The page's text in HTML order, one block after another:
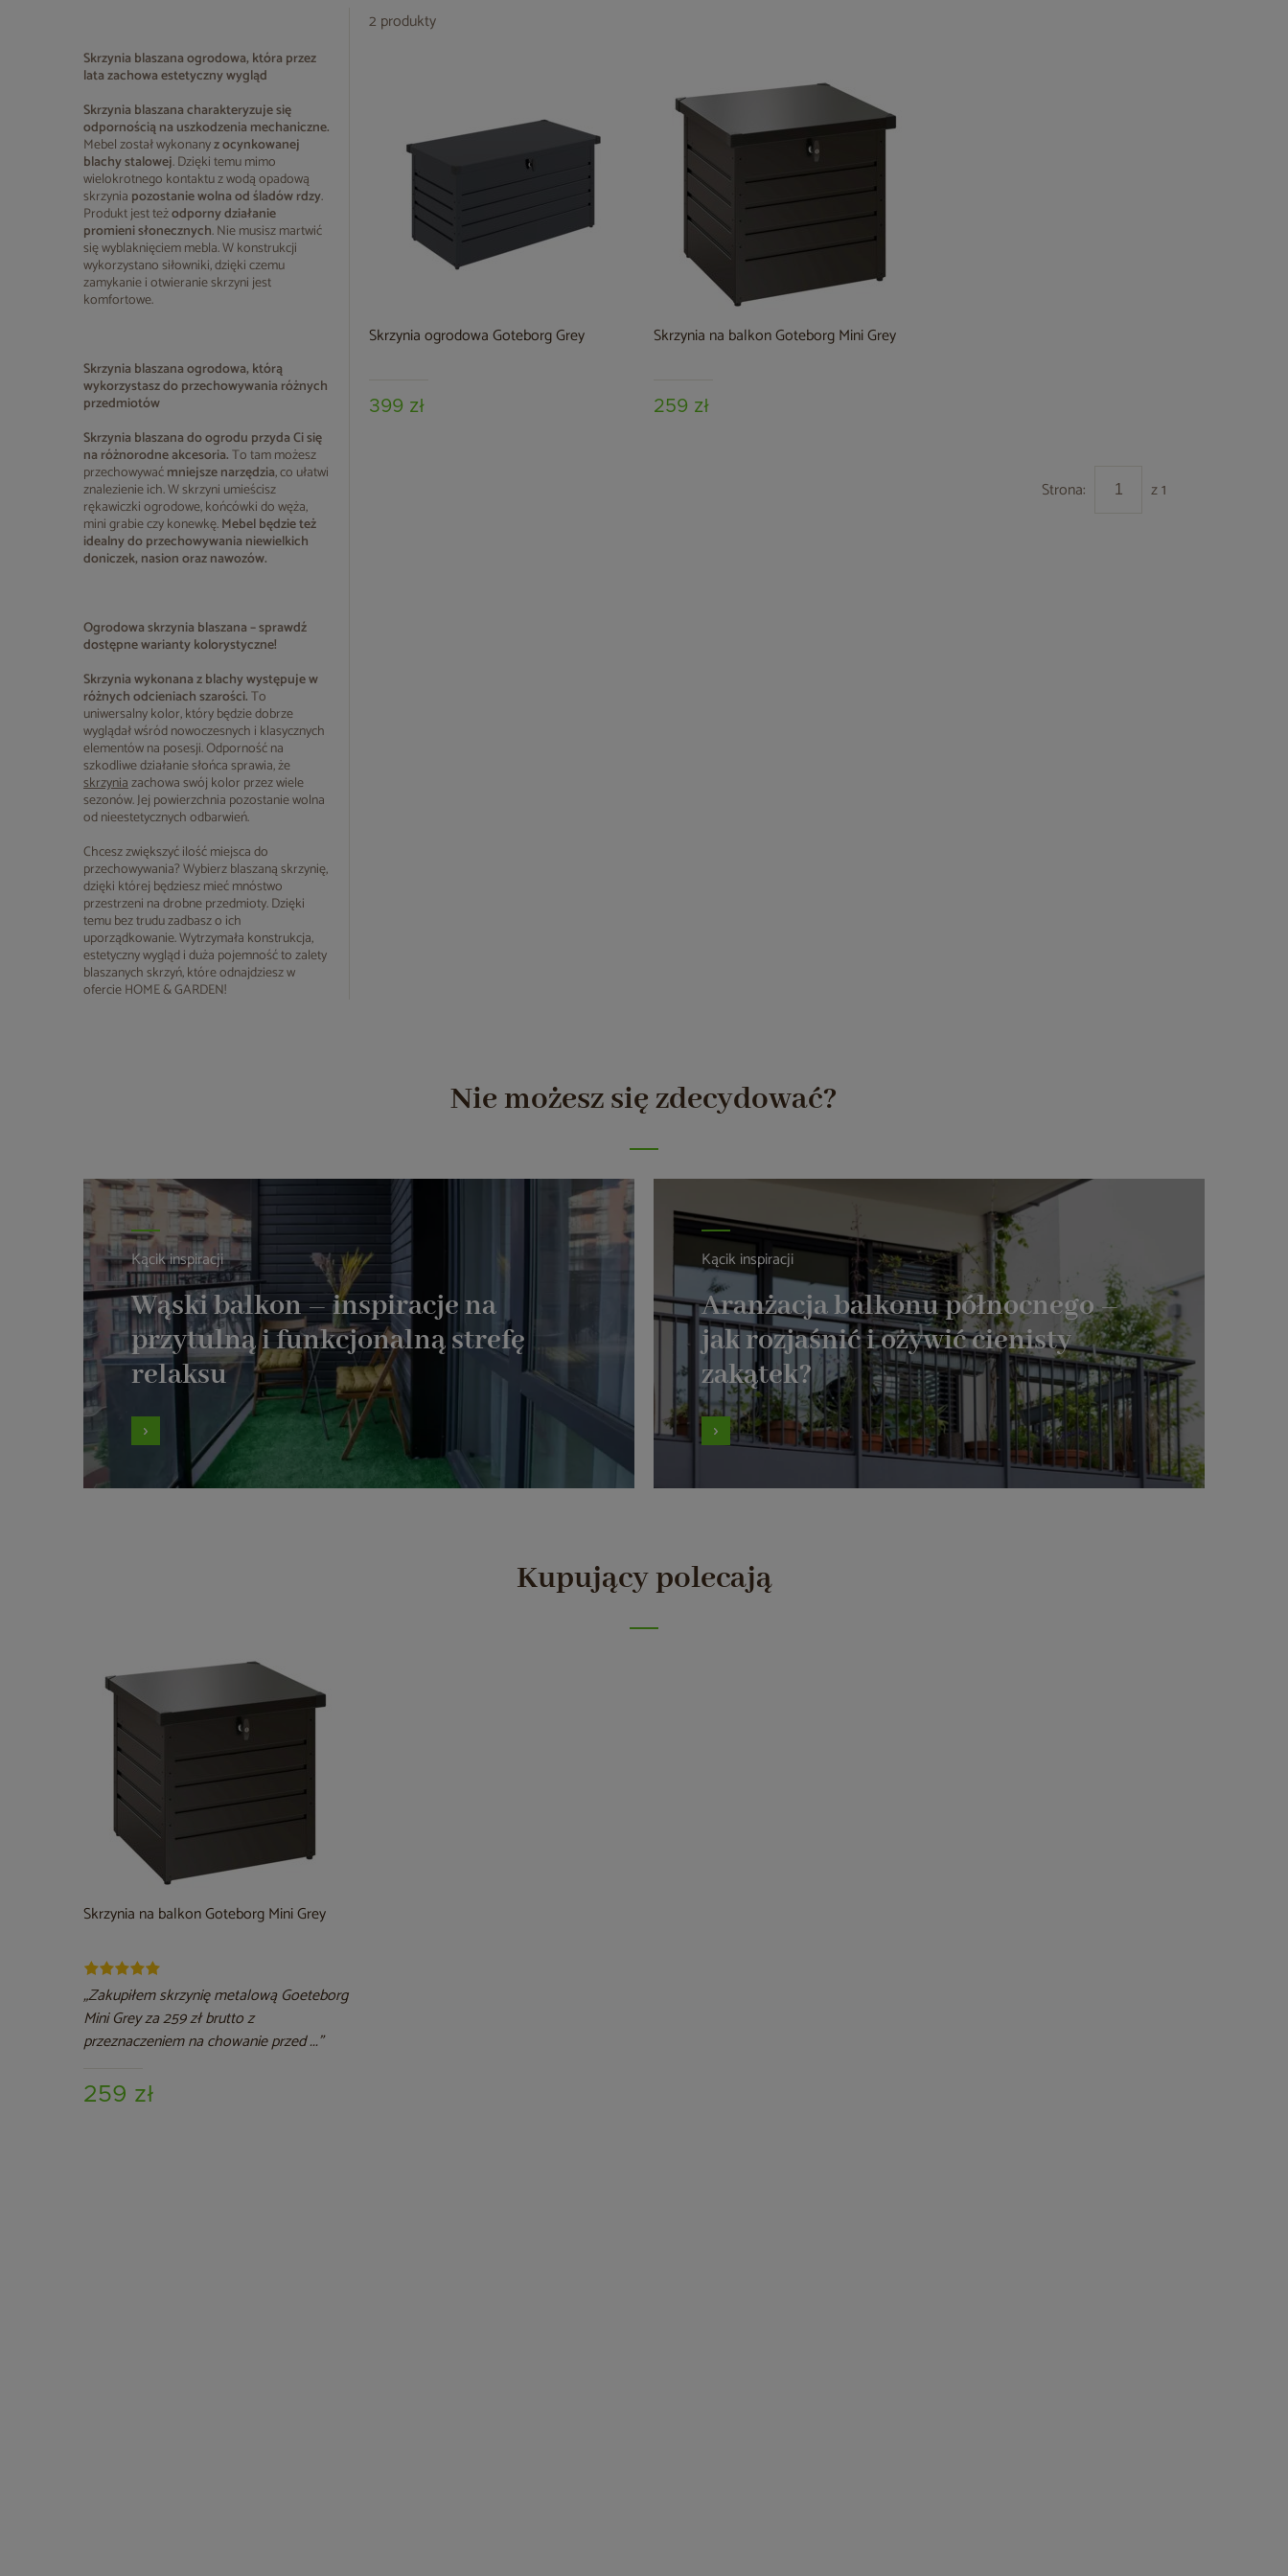
Skrzynia blaszana ogrodowa, która przez
lata zachowa estetyczny wygląd
Skrzynia blaszanacharakteryzuje się
odpornością na uszkodzenia mechaniczne.
Mebel został wykonanyz ocynkowanej
blachy stalowej. Dzięki temu mimo
wielokrotnego kontaktu z wodą opadową
skrzynia pozostanie wolna od śladów rdzy.
Produkt jest teżodporny działanie
promieni słonecznych. Nie musisz martwić
się wyblaknięciem mebla. W konstrukcji
wykorzystano siłowniki, dzięki czemu
zamykanie i otwieranie skrzyni jest
komfortowe.
Skrzynia blaszana ogrodowa, którą
wykorzystasz do przechowywania różnych
przedmiotów
Skrzynia blaszana do ogrodu przyda Ci się
na różnorodne akcesoria.To tam możesz
przechowywaćmniejsze narzędzia, co ułatwi
znalezienie ich. W skrzyni umieścisz
rękawiczki ogrodowe, końcówki do węża,
mini grabie czy konewkę.Mebel będzie też
idealny do przechowywania niewielkich
doniczek, nasion oraz nawozów.
Ogrodowa skrzynia blaszana – sprawdź
dostępne warianty kolorystyczne!
Skrzynia wykonana z blachy występuje w
różnych odcieniach szarości.To
uniwersalny kolor, który będzie dobrze
wyglądał wśród nowoczesnych i klasycznych
elementów na posesji. Odporność na
szkodliwe działanie słońca sprawia, że
skrzyniazachowa swój kolor przez wiele
sezonów. Jej powierzchnia pozostanie wolna
od nieestetycznych odbarwień.
Chcesz zwiększyć ilość miejsca do
przechowywania? Wybierz blaszaną skrzynię,
dzięki której będziesz mieć mnóstwo
przestrzeni na drobne przedmioty. Dzięki
temu bez trudu zadbasz o ich
uporządkowanie. Wytrzymała konstrukcja,
estetyczny wygląd i duża pojemność to zalety
blaszanych skrzyń, które odnajdziesz w
ofercie HOME & GARDEN!
2 produkty
Skrzynia ogrodowa Goteborg Grey
399 zł
Skrzynia na balkon Goteborg Mini Grey
259 zł
Strona: z 1
Nie możesz się zdecydować?
Kącik inspiracji
Wąski balkon – inspiracje na
przytulną i funkcjonalną strefę
relaksu
Kącik inspiracji
Aranżacja balkonu północnego –
jak rozjaśnić i ożywić cienisty
zakątek?
Kupujący polecają
Skrzynia na balkon Goteborg Mini Grey
„Zakupiłem skrzynię metalową Goeteborg
Mini Grey za 259 zł brutto z
przeznaczeniem na chowanie przed ...”
259 zł